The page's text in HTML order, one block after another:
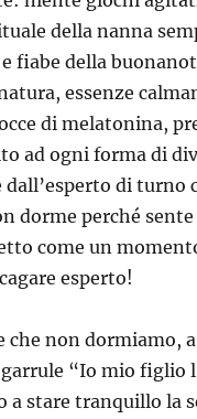
della nanna
fiabe della
essenze
di melatonina,
ad ogni forma di
di turno
dorme perché
come un
esperto!
che non dormiamo,
“Io mio figlio
a stare tranquillo la